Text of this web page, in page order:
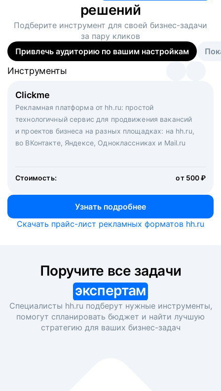
решений
Подберите инструмент для своей бизнес-задачи
за пару кликов
Привлечь аудиторию по вашим настройкам
Clickme
Рекламная платформа от hh.ru: простой
технологичный сервис для продвижения вакансий
и проектов бизнеса на разных площадках: на hh.ru,
во ВКонтакте, Яндексе, Одноклассниках и Mail.ru
Стоимость: от 500 ₽
Узнать подробнее
Инструменты
Вакансия дня
Рекламный формат для вакансий на главной странице
hh.ru. Увеличивает количество откликов
Инструменты
Массовый подбор под ключ. Решите, сколько
кандидатов и когда вам нужно, и за дело возьмутся
маркетологи, рекрутеры и проектные менеджеры
hh.ru с целым набором digital-инструментов
Инструменты
Скачать прайс-лист рекламных форматов hh.ru
экспертам
Специалисты hh.ru подберут нужные инструменты,
помогут спланировать бюджет и найти лучшую
стратегию для ваших бизнес-задач